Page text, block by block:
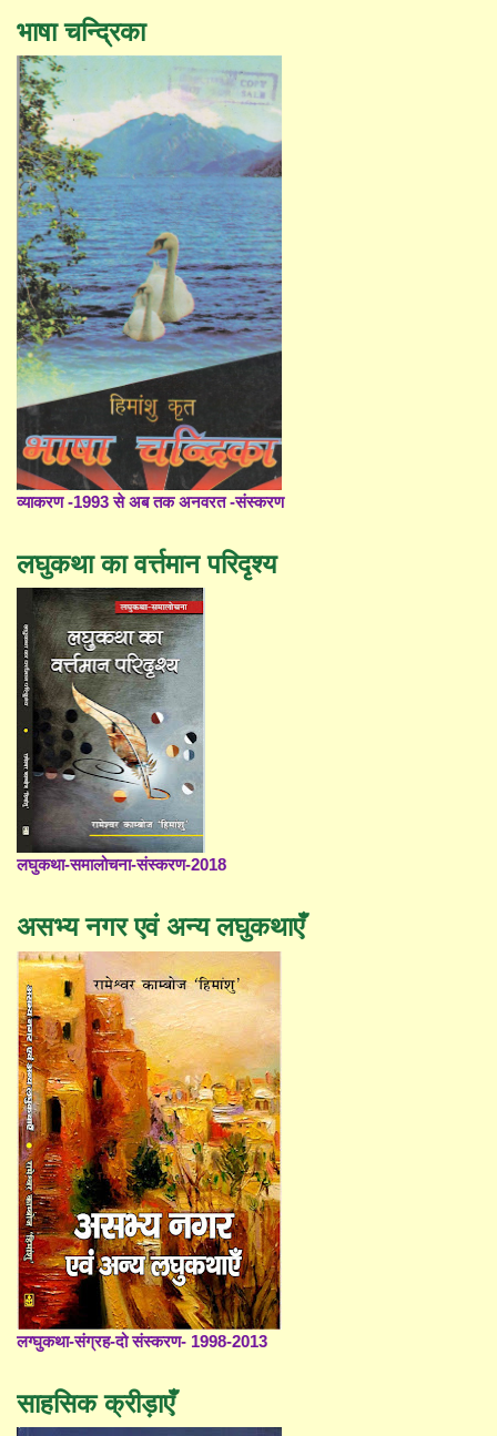
भाषा चन्द्रिका
व्याकरण -1993 से अब तक अनवरत -संस्करण
लघुकथा का वर्त्तमान परिदृश्य
लघुकथा-समालोचना-संस्करण-2018
असभ्य नगर एवं अन्य लघुकथाएँ
लग्घुकथा-संग्रह-दो संस्करण- 1998-2013
साहसिक क्रीड़ाएँ